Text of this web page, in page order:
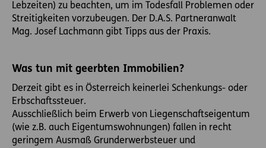
Lebzeiten) zu beachten, um im Todesfall Problemen oder
Streitigkeiten vorzubeugen. Der D.A.S. Partneranwalt
Mag. Josef Lachmann gibt Tipps aus der Praxis.
Was tun mit geerbten Immobilien?
Derzeit gibt es in Österreich keinerlei Schenkungs- oder
Erbschaftssteuer.
Ausschließlich beim Erwerb von Liegenschaftseigentum
(wie z.B. auch Eigentumswohnungen) fallen in recht
geringem Ausmaß Grunderwerbsteuer und